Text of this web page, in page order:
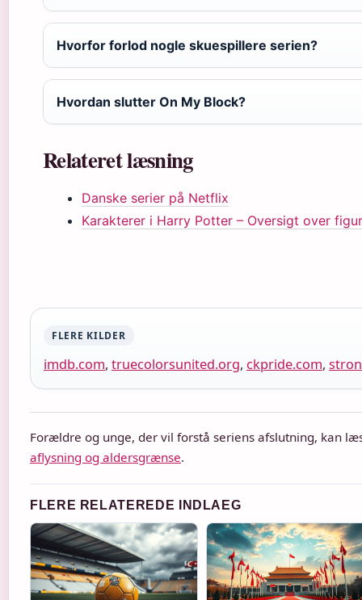
Hvorfor forlod nogle skuespillere serien?
Hvordan slutter On My Block?
Relateret læsning
Danske serier på Netflix
Karakterer i Harry Potter – Oversigt over
FLERE KILDER
imdb.com, truecolorsunited.org, ckpride.com,
Forældre og unge, der vil forstå seriens afslutning, kan
aflysning og aldersgrænse.
FLERE RELATEREDE INDLAEG